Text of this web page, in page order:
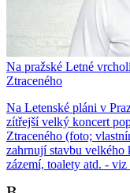
Na pražské Letné
Ztraceného
Na Letenské pláni v
zítřejší velký koncert
Ztraceného (foto;
zahrnují stavbu velkého
zázemí, toalety atd. -